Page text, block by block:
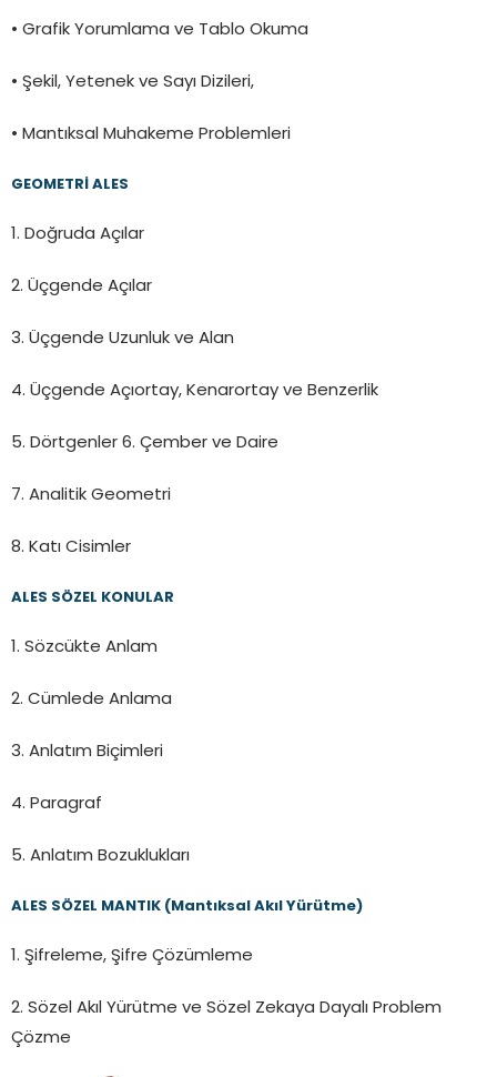
• Grafik Yorumlama ve Tablo Okuma
• Şekil, Yetenek ve Sayı Dizileri,
• Mantıksal Muhakeme Problemleri
GEOMETRİ ALES
1. Doğruda Açılar
2. Üçgende Açılar
3. Üçgende Uzunluk ve Alan
4. Üçgende Açıortay, Kenarortay ve Benzerlik
5. Dörtgenler 6. Çember ve Daire
7. Analitik Geometri
8. Katı Cisimler
ALES SÖZEL KONULAR
1. Sözcükte Anlam
2. Cümlede Anlama
3. Anlatım Biçimleri
4. Paragraf
5. Anlatım Bozuklukları
ALES SÖZEL MANTIK (Mantıksal Akıl Yürütme)
1. Şifreleme, Şifre Çözümleme
2. Sözel Akıl Yürütme ve Sözel Zekaya Dayalı Problem
Çözme